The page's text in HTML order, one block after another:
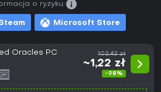
Microsoft Store
o ryzyku:
Oracles PC
102,42 zł
~1,22 zł
-98%